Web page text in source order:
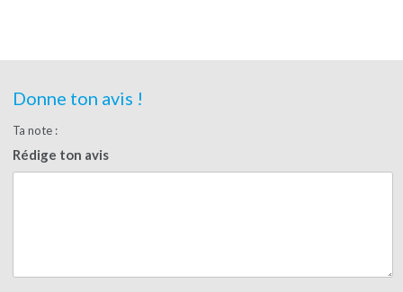
Donne ton avis !
Ta note :
Rédige ton avis